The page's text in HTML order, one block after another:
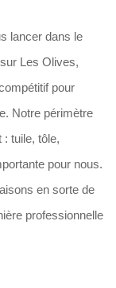
lancer dans le
Les Olives,
pour
Notre périmètre
: tuile, tôle,
pour nous.
en sorte de
professionnelle